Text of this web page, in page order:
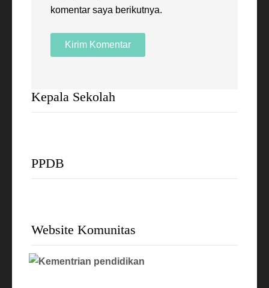
komentar saya berikutnya.
Kepala Sekolah
PPDB
Website Komunitas